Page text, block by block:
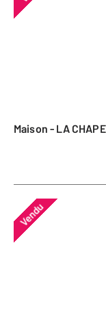
Maison - LA
Vendu